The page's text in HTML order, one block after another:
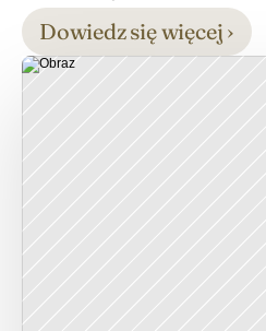
Dowiedz się więcej ›